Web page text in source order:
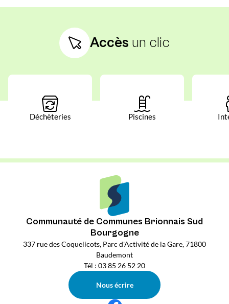
Accès un clic
Déchèteries Piscines
Communauté de Communes Brionnais Sud
Bourgogne
337 rue des Coquelicots, Parc d'Activité de la Gare, 71800
Baudemont
Tél : 03 85 26 52 20
Nous écrire